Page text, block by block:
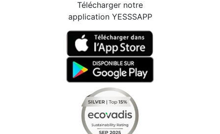
Télécharger notre
application YESSSAPP